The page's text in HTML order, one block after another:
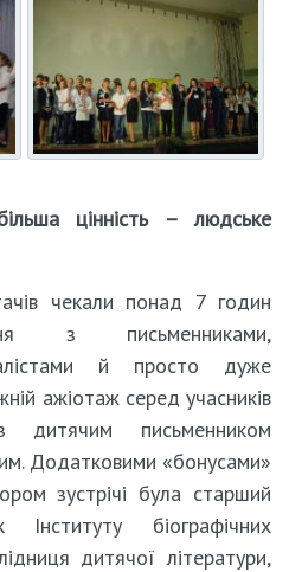
цінність – людське
чекали понад 7 годин
з письменниками,
й просто дуже
ажіотаж серед учасників
дитячим письменником
Додатковими «бонусами»
зустрічі була старший
Інституту біографічних
дитячої літератури,